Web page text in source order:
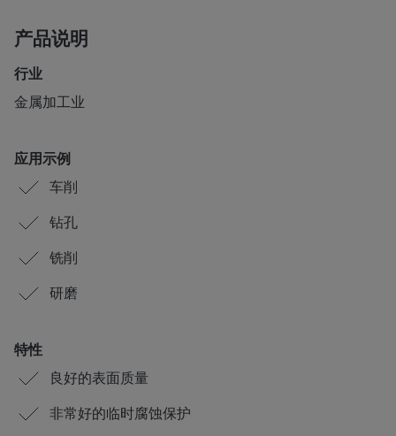
产品说明
行业
金属加工业
应用示例
车削
钻孔
铣削
研磨
特性
良好的表面质量
非常好的临时腐蚀保护